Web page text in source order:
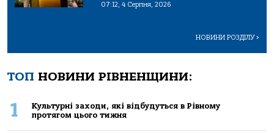
07:12, 4 Серпня, 2026
НОВИНИ РОЗДІЛУ>
ТОП НОВИНИ РІВНЕНЩИНИ:
1
Культурні заходи, які відбудуться в Рівному
протягом цього тижня